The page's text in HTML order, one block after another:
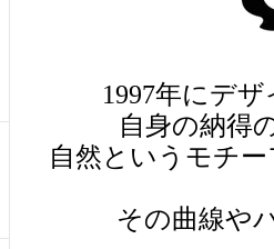
1997年にデ
自身の納得
自然というモチ
その曲線や